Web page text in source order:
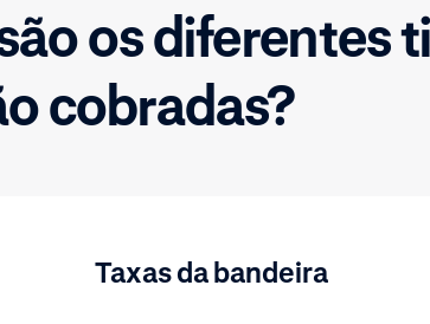
os diferentes
cobradas?
Taxas da bandeira